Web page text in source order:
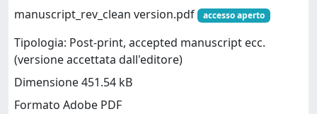
manuscript_rev_clean version.pdf accesso aperto
Tipologia: Post-print, accepted manuscript ecc.
(versione accettata dall'editore)
Dimensione 451.54 kB
Formato Adobe PDF